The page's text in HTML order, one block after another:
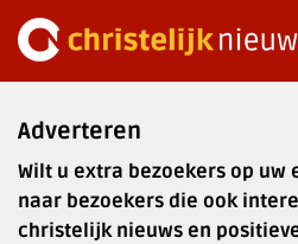
naar
Adverteren
Wilt u extra bezoekers op uw
naar bezoekers die ook
christelijk nieuws en